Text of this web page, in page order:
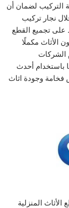
التركيب لضمان أن
نجار تركيب
على تجميع القطع
الأثاث مكملًا
الشركات
باستخدام أحدث
فخامة وجودة اثاث
المنزلية